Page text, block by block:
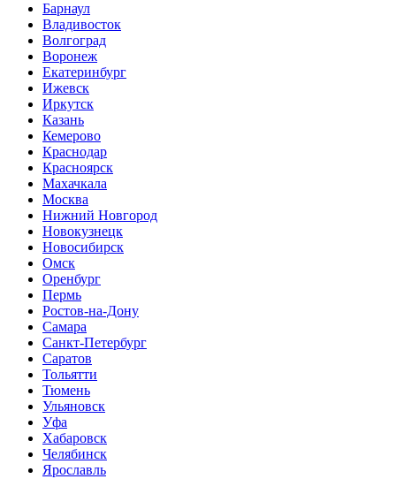
Барнаул
Владивосток
Волгоград
Воронеж
Екатеринбург
Ижевск
Иркутск
Казань
Кемерово
Краснодар
Красноярск
Махачкала
Москва
Нижний Новгород
Новокузнецк
Новосибирск
Омск
Оренбург
Пермь
Ростов-на-Дону
Самара
Санкт-Петербург
Саратов
Тольятти
Тюмень
Ульяновск
Уфа
Хабаровск
Челябинск
Ярославль